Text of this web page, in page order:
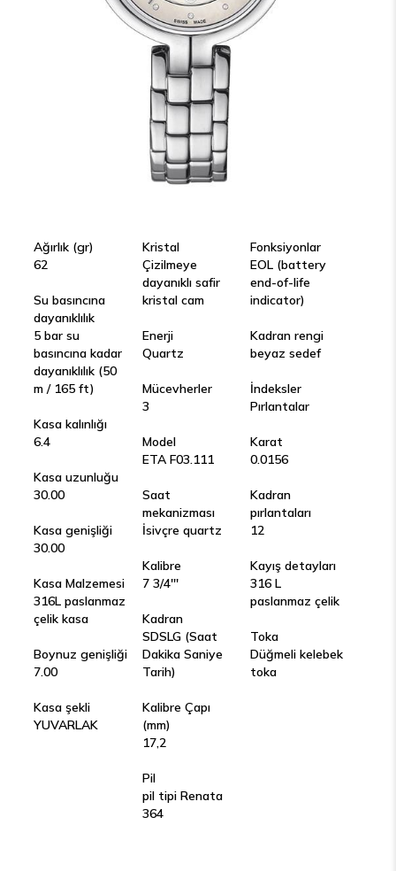
Ağırlık (gr)
62
Su basıncına
dayanıklılık
5 bar su
basıncına kadar
dayanıklılık (50
m / 165 ft)
Kasa kalınlığı
6.4
Kasa uzunluğu
30.00
Kasa genişliği
30.00
Kasa Malzemesi
316L paslanmaz
çelik kasa
Boynuz genişliği
7.00
Kasa şekli
YUVARLAK
Kristal
Çizilmeye
dayanıklı safir
kristal cam
Enerji
Quartz
Mücevherler
3
Model
ETA F03.111
Saat
mekanizması
İsivçre quartz
Kalibre
7 3/4'''
Kadran
SDSLG (Saat
Dakika Saniye
Tarih)
Kalibre Çapı
(mm)
17,2
Pil
pil tipi Renata
364
Fonksiyonlar
EOL (battery
end-of-life
indicator)
Kadran rengi
beyaz sedef
İndeksler
Pırlantalar
Karat
0.0156
Kadran
pırlantaları
12
Kayış detayları
316 L
paslanmaz çelik
Toka
Düğmeli kelebek
toka